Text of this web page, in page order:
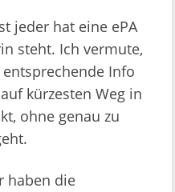
jeder hat eine ePA
steht. Ich vermute,
Info
kürzesten Weg in
ohne genau zu
haben die